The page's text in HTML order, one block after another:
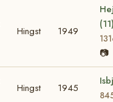
Hingst 1949
📷
Hingst 1945